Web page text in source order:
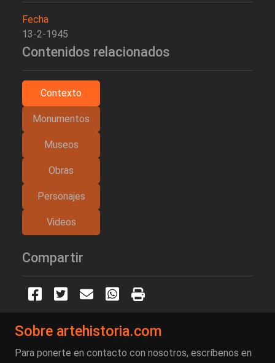
Fecha
13-2-1945
Contenidos relacionados
Contexto
Monumentos
Museos
Obras
Personajes
Videos
Compartir
Sobre artehistoria.com
Para ponerte en contacto con nosotros, escríbenos en